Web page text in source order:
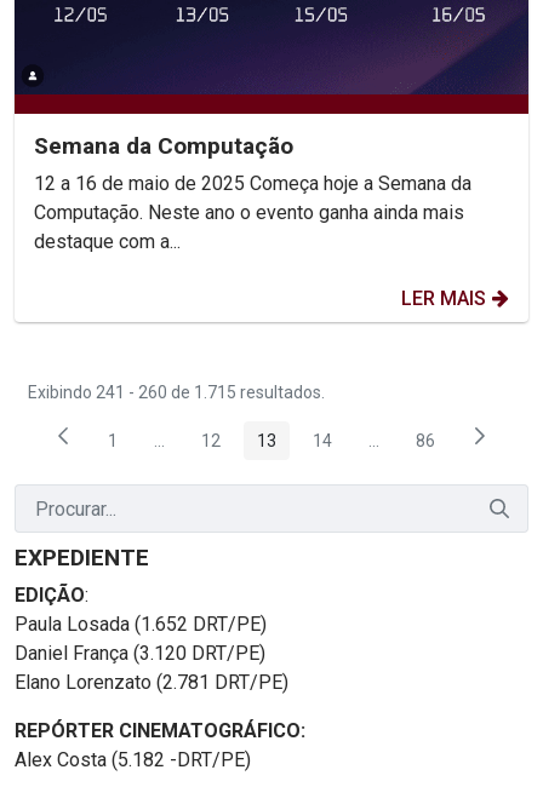
Semana da Computação
12 a 16 de maio de 2025 Começa hoje a Semana da
Computação. Neste ano o evento ganha ainda mais
destaque com a...
LER MAIS
Exibindo 241 - 260 de 1.715 resultados.
Página
1 ...Páginas intermediárias Usar ABA para navegar.
Página
12 Página
13 Página
14 ...PáginasPágina
86
EXPEDIENTE
EDIÇÃO:
Paula Losada (1.652 DRT/PE)
Daniel França (3.120 DRT/PE)
Elano Lorenzato (2.781 DRT/PE)
REPÓRTER CINEMATOGRÁFICO:
Alex Costa (5.182 -DRT/PE)